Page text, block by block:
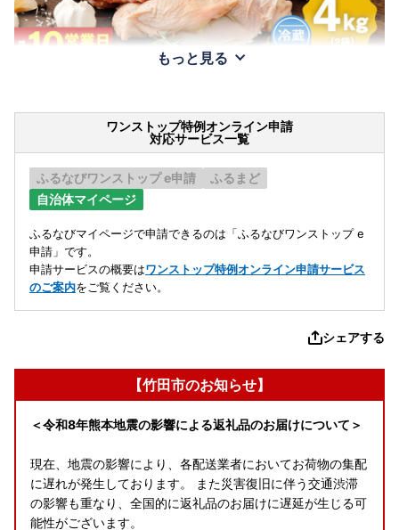
もっと見る
ワンストップ特例オンライン申請
対応サービス一覧
ふるなびワンストップ e申請
ふるまど
自治体マイページ
ふるなびマイページで申請できるのは「ふるなびワンストップ e
申請」です。
申請サービスの概要はワンストップ特例オンライン申請サービス
のご案内をご覧ください。
シェアする
【竹田市のお知らせ】
＜令和8年熊本地震の影響による返礼品のお届けについて＞
現在、地震の影響により、各配送業者においてお荷物の集配
に遅れが発生しております。 また災害復旧に伴う交通渋滞
の影響も重なり、全国的に返礼品のお届けに遅延が生じる可
能性がございます。